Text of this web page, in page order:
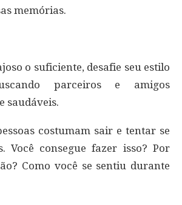
memórias.
o suficiente, desafie seu estilo
parceiros e amigos
saudáveis.
costumam sair e tentar se
Você consegue fazer isso? Por
Como você se sentiu durante